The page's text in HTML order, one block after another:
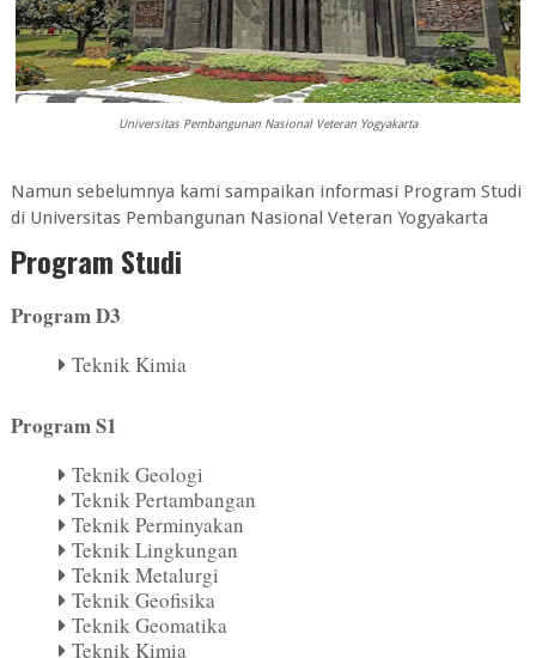
Universitas Pembangunan Nasional Veteran Yogyakarta
Namun sebelumnya kami sampaikan informasi Program Studi
di Universitas Pembangunan Nasional Veteran Yogyakarta
Program Studi
Program D3
Teknik Kimia
Program S1
Teknik Geologi
Teknik Pertambangan
Teknik Perminyakan
Teknik Lingkungan
Teknik Metalurgi
Teknik Geofisika
Teknik Geomatika
Teknik Kimia